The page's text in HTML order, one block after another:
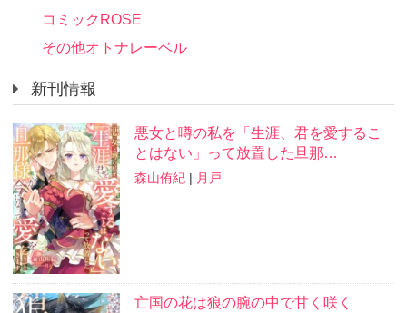
コミックROSE
その他オトナレーベル
新刊情報
悪女と噂の私を「生涯、君を愛するこ
とはない」って放置した旦那…
森山侑紀 | 月戸
亡国の花は狼の腕の中で甘く咲く